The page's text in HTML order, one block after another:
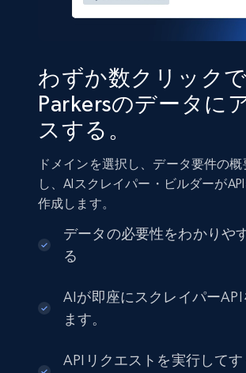
わずか数クリックで
Parkersのデータに
スする。
ドメインを選択し、データ要件の概
し、AIスクレイパー・ビルダーが
作成します。
データの必要性をわかりや
る
AIが即座にスクレイパーAPI
ます。
APIリクエストを実行して